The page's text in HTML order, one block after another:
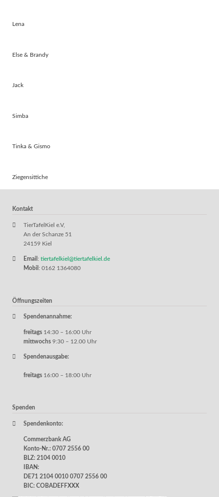
Lena
Else & Brandy
Jack
Simba
Tinka & Gismo
Ziegensittiche
Kontakt
TierTafelKiel e.V,
An der Schanze 51
24159 Kiel
Email : tiertafelkiel@tiertafelkiel.de
Mobil : 0162 1364080
Öffnungszeiten
Spendenannahme:
freitags 14:30 – 16:00 Uhr
mittwochs 9:30 – 12.00 Uhr
Spendenausgabe:
freitags 16:00 – 18:00 Uhr
Spenden
Spendenkonto:
Commerzbank AG
Konto-Nr.: 0707 2556 00
BLZ: 2104 0010
IBAN:
DE71 2104 0010 0707 2556 00
BIC: COBADEFFXXX